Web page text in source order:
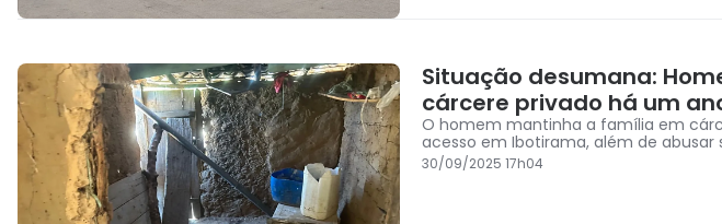
Situação desumana:
cárcere privado há um
O homem mantinha a família em
acesso em Ibotirama, além de
30/09/2025 17h04